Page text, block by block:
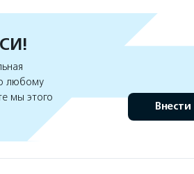
любому
мы этого
Внести